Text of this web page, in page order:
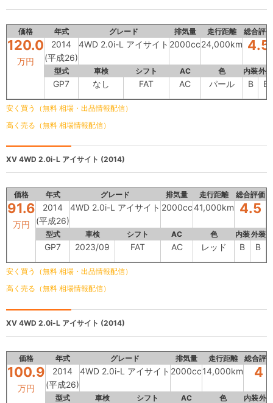
価格 年式 グレード 排気量 走行距離 総合評価
120.0
万円
2014
(平成26)
4WD 2.0i-L アイサイト 2000cc24,000km 4.5
型式 車検 シフト AC 色 内装外装
GP7 なし FAT AC パール B B
安く買う（無料 相場・出品情報配信）
高く売る（無料 相場情報配信）
XV 4WD 2.0i-L アイサイト (2014)
価格 年式 グレード 排気量 走行距離 総合評価
91.6
万円
2014
(平成26)
4WD 2.0i-L アイサイト 2000cc41,000km 4.5
型式 車検 シフト AC 色 内装外装
GP7 2023/09 FAT AC レッド B B
安く買う（無料 相場・出品情報配信）
高く売る（無料 相場情報配信）
XV 4WD 2.0i-L アイサイト (2014)
価格 年式 グレード 排気量 走行距離 総合評価
100.9
万円
2014
(平成26)
4WD 2.0i-L アイサイト 2000cc14,000km 4
型式 車検 シフト AC 色 内装外装